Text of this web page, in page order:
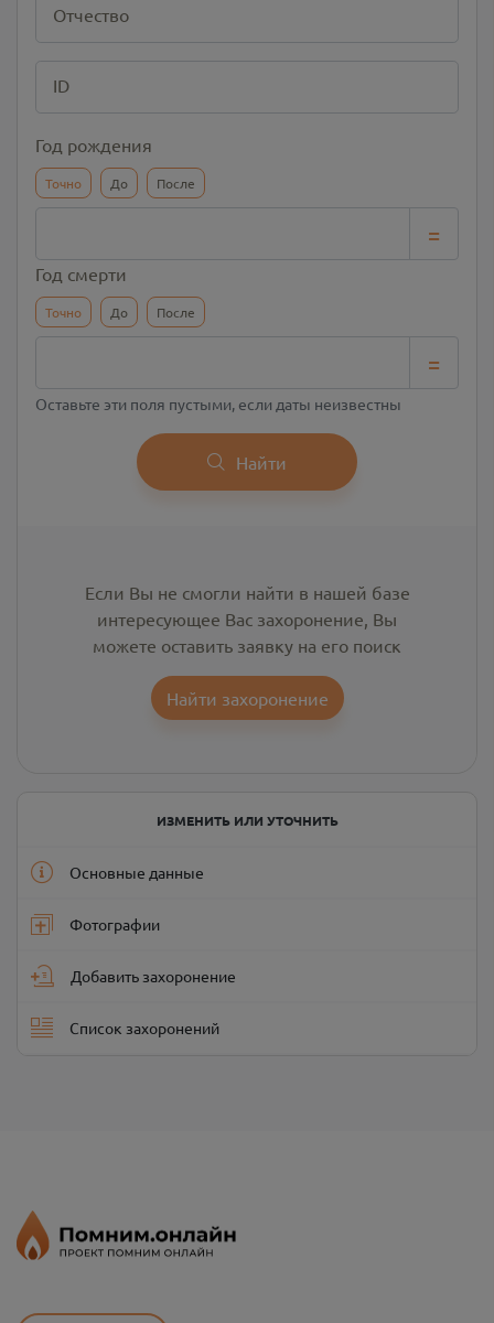
Отчество
ID
Год рождения
Точно До После
=
Год смерти
Точно До После
=
Оставьте эти поля пустыми, если даты неизвестны
Найти
Если Вы не смогли найти в нашей базе
интересующее Вас захоронение, Вы
можете оставить заявку на его поиск
Найти захоронение
ИЗМЕНИТЬ ИЛИ УТОЧНИТЬ
Основные данные
Фотографии
Добавить захоронение
Список захоронений